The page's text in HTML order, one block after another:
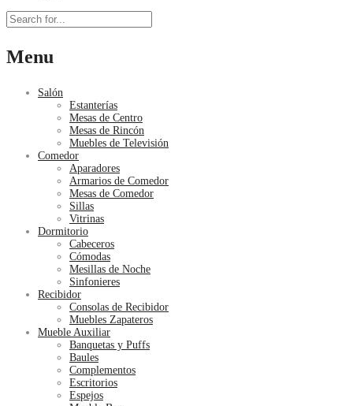
Menu
Salón
Estanterías
Mesas de Centro
Mesas de Rincón
Muebles de Televisión
Comedor
Aparadores
Armarios de Comedor
Mesas de Comedor
Sillas
Vitrinas
Dormitorio
Cabeceros
Cómodas
Mesillas de Noche
Sinfonieres
Recibidor
Consolas de Recibidor
Muebles Zapateros
Mueble Auxiliar
Banquetas y Puffs
Baules
Complementos
Escritorios
Espejos